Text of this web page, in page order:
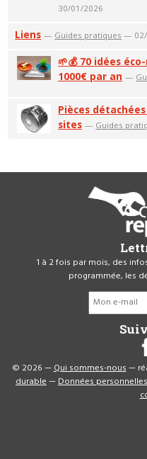
30/01/2026
Liens — Guides pratiques — 02/
🌱💰 70 idées
1000€ par an —
Pièces
sites — Guides
1 à 2 fois par mois, des
programmée, les
© 2026 —Qui sommes-nous—
durable—Données personnelles